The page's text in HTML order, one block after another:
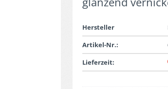
Hersteller
Artikel-Nr.:
Lieferzeit: